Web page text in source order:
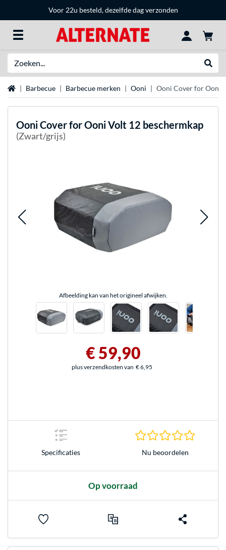
Voor 22u besteld, dezelfde dag verzonden
Home Barbecue Barbecue merken Ooni Ooni Cover for Ooni
OoniCover for Ooni Volt 12 beschermkap
(Zwart/grijs)
Afbeelding kan van het origineel afwijken.
€ 59,90
plus verzendkosten van € 6,95
Specificaties Nu beoordelen
Op voorraad